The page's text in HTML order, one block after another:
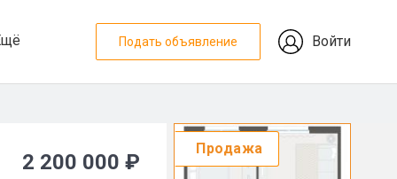
Подать объявление Войти
2 200 000 ₽
Продажа